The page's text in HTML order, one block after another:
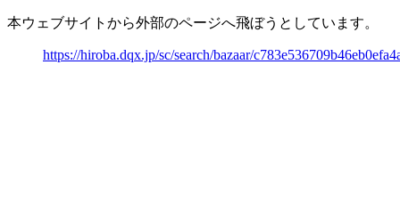
本ウェブサイトから外部のページへ飛ぼうとしています。
https://hiroba.dqx.jp/sc/search/bazaar/